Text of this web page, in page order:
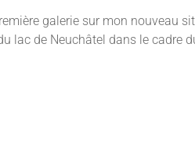
galerie sur mon nouveau
lac de Neuchâtel dans le cadre